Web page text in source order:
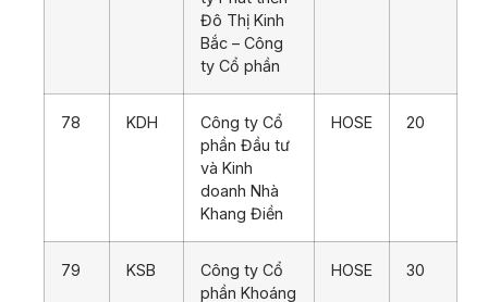
Đô Thị Kinh
Bắc – Công
ty Cổ phần
78 KDH
Công ty Cổ
phần Đầu tư
và Kinh
doanh Nhà
Khang Điền
HOSE 20
79 KSB
Công ty Cổ
phần Khoáng
HOSE 30